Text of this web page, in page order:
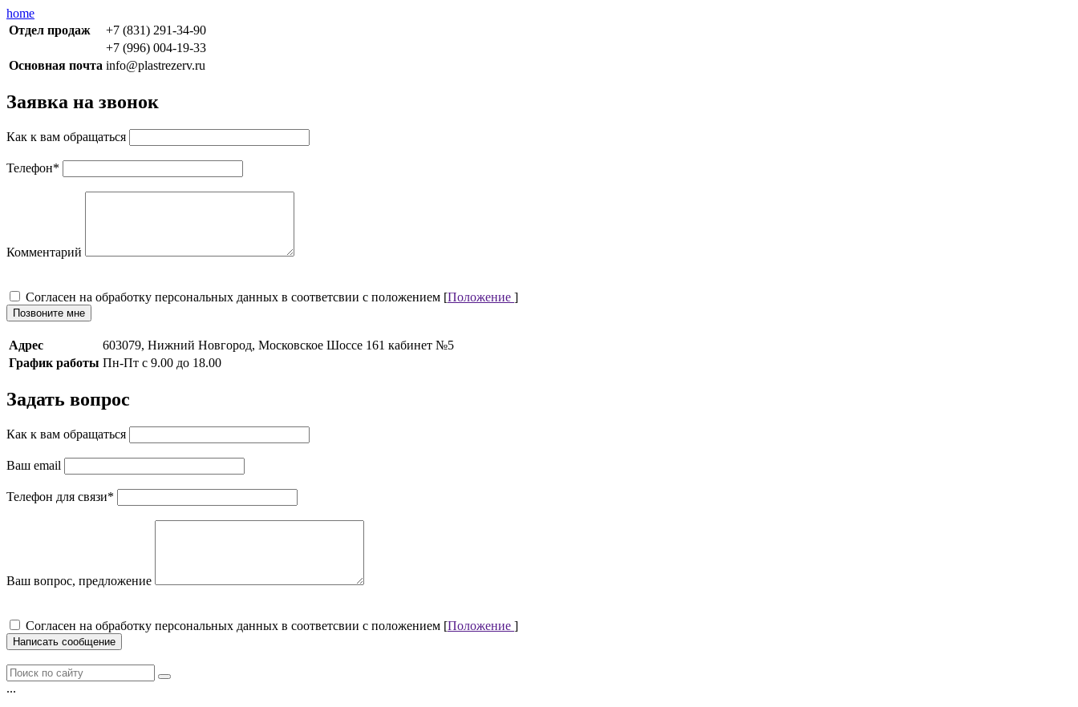
home
Отдел продаж
+7 (831) 291-34-90
+7 (996) 004-19-33
Основная почта info@plastrezerv.ru
Заявка на звонок
Как к вам обращаться
Телефон*
Комментарий
Cогласен на обработку персональных данных в соответсвии с положением [Положение ]
Позвоните мне
Адрес
603079, Нижний Новгород, Московское Шоссе 161 кабинет №5
График работы Пн-Пт с 9.00 до 18.00
Задать вопрос
Как к вам обращаться
Ваш email
Телефон для связи*
Ваш вопрос, предложение
Cогласен на обработку персональных данных в соответсвии с положением [Положение ]
Написать сообщение
...